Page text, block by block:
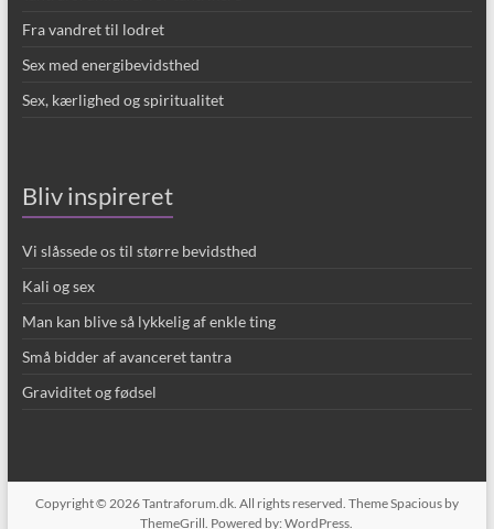
Fra vandret til lodret
Sex med energibevidsthed
Sex, kærlighed og spiritualitet
Bliv inspireret
Vi slåssede os til større bevidsthed
Kali og sex
Man kan blive så lykkelig af enkle ting
Små bidder af avanceret tantra
Graviditet og fødsel
Copyright © 2026Tantraforum.dk. All rights reserved. ThemeSpaciousby
ThemeGrill. Powered by:WordPress.